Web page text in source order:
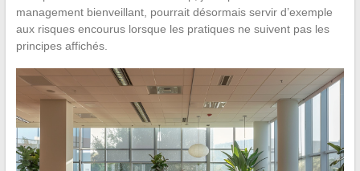
management bienveillant, pourrait désormais servir d’exemple
aux risques encourus lorsque les pratiques ne suivent pas les
principes affichés.